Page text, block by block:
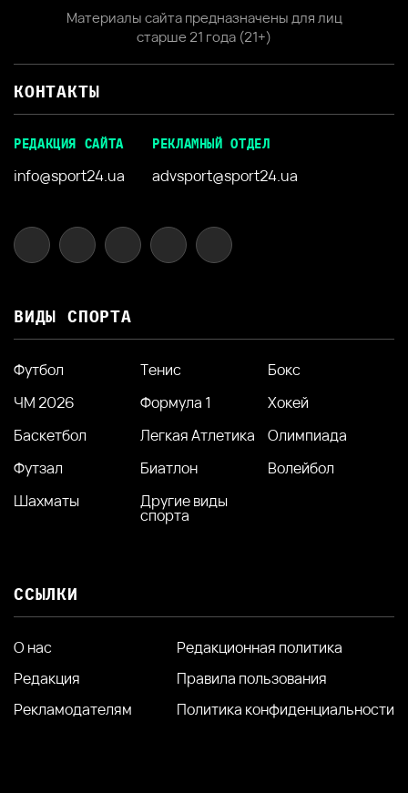
Материалы сайта предназначены для лиц
старше 21 года (21+)
КОНТАКТЫ
РЕДАКЦИЯ САЙТА
info@sport24.ua
РЕКЛАМНЫЙ ОТДЕЛ
advsport@sport24.ua
ВИДЫ СПОРТА
Футбол Тенис
Бокс
ЧМ 2026
Формула 1
Хокей
Баскетбол
Легкая Атлетика
Олимпиада
Футзал
Биатлон
Волейбол
Шахматы
Другие виды
спорта
ССЫЛКИ
О нас
Редакция
Рекламодателям
Редакционная политика
Правила пользования
Политика конфиденциальности